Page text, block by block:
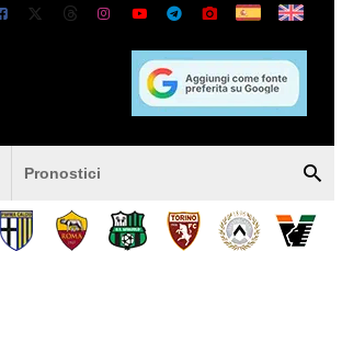
Pronostici